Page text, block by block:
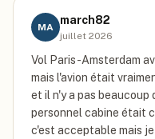
MA
march82
juillet 2026
Vol Paris-Amsterdam
mais l'avion était
et il n'y a pas beaucoup
personnel cabine était
c'est acceptable mais